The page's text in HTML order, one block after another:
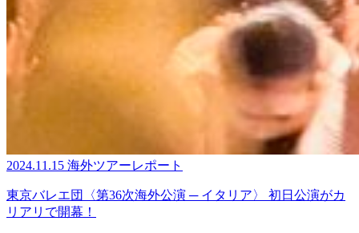
2024.11.15 海外ツアーレポート
東京バレエ団〈第36次海外公演 ─ イタリア〉 初日公演がカ
リアリで開幕！